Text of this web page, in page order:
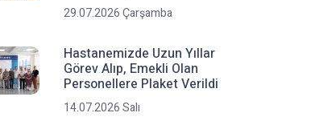
29.07.2026 Çarşamba
Hastanemizde Uzun Yıllar
Görev Alıp, Emekli Olan
Personellere Plaket Verildi
14.07.2026 Salı